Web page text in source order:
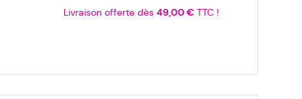
Livraison offerte dès 49,00 €TTC !